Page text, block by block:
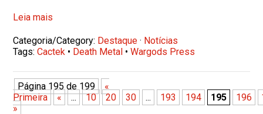
Leia mais
Categoria/Category: Destaque · Notícias
Tags:Cactek • Death Metal •Wargods Press
Página 195 de 199
«
Primeira
« ... 10 20 30 ... 193 194 195 196
»